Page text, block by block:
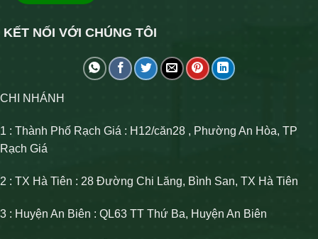
KẾT NỐI VỚI CHÚNG TÔI
CHI NHÁNH
1 : Thành Phố Rạch Giá : H12/căn28 , Phường An Hòa, TP
Rạch Giá
2 : TX Hà Tiên : 28 Đường Chi Lăng, Bình San, TX Hà Tiên
3 : Huyện An Biên : QL63 TT Thứ Ba, Huyện An Biên